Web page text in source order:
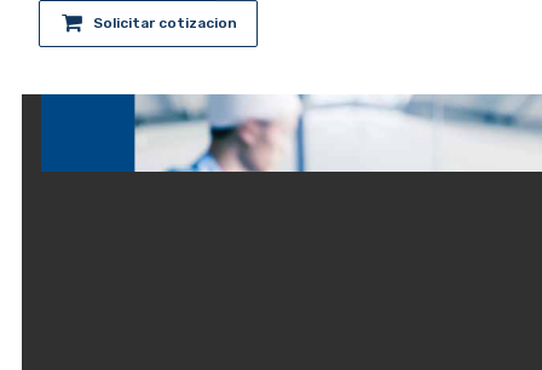
Solicitar cotizacion